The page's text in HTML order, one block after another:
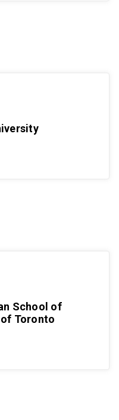
School of
Toronto